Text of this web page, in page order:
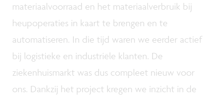
materiaalvoorraad en het materiaalverbruik bij
heupoperaties in kaart te brengen en te
automatiseren. In die tijd waren we eerder actief
bij logistieke en industriële klanten. De
ziekenhuismarkt was dus compleet nieuw voor
ons. Dankzij het project kregen we inzicht in de